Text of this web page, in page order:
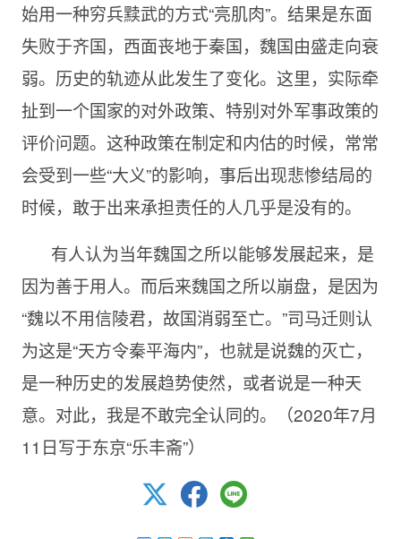
始用一种穷兵黩武的方式“亮肌肉”。结果是东面
失败于齐国，西面丧地于秦国，魏国由盛走向衰
弱。历史的轨迹从此发生了变化。这里，实际牵
扯到一个国家的对外政策、特别对外军事政策的
评价问题。这种政策在制定和内估的时候，常常
会受到一些“大义”的影响，事后出现悲惨结局的
时候，敢于出来承担责任的人几乎是没有的。
有人认为当年魏国之所以能够发展起来，是
因为善于用人。而后来魏国之所以崩盘，是因为
“魏以不用信陵君，故国消弱至亡。”司马迁则认
为这是“天方令秦平海内”，也就是说魏的灭亡，
是一种历史的发展趋势使然，或者说是一种天
意。对此，我是不敢完全认同的。（2020年7月
11日写于东京“乐丰斋”）